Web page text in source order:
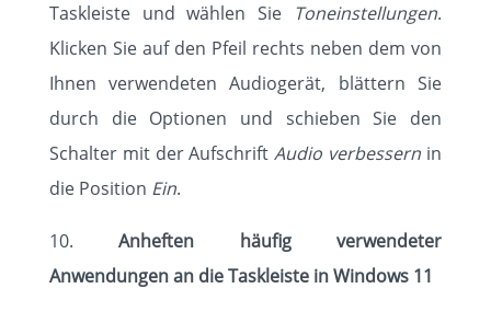
Taskleiste und wählen Sie Toneinstellungen.
Klicken Sie auf den Pfeil rechts neben dem von
Ihnen verwendeten Audiogerät, blättern Sie
durch die Optionen und schieben Sie den
Schalter mit der Aufschrift Audio verbessern in
die Position Ein.
Anheften häufig verwendeter
Anwendungen an die Taskleiste in Windows 11